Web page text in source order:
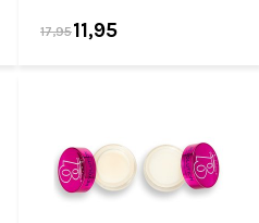
17,9511,95